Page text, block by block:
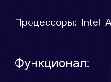
Процессоры: Intel
Функционал: